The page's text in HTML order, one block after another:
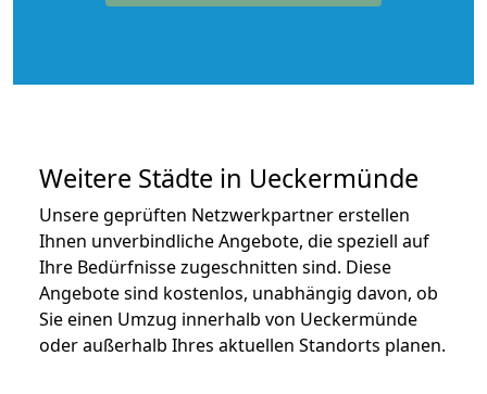
Weitere Städte in Ueckermünde
Unsere geprüften Netzwerkpartner erstellen
Ihnen unverbindliche Angebote, die speziell auf
Ihre Bedürfnisse zugeschnitten sind. Diese
Angebote sind kostenlos, unabhängig davon, ob
Sie einen Umzug innerhalb von Ueckermünde
oder außerhalb Ihres aktuellen Standorts planen.